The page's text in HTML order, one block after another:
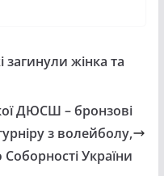
загинули жінка та
ДЮСШ – бронзові
з волейболу,
України